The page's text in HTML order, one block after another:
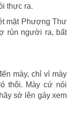
thực ra.
mặt Phượng Thư
rủn người ra, bất
mày, chỉ vì mày
thôi. Mày cứ nói
sờ lên gáy xem